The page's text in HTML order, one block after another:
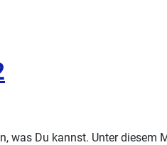
was Du kannst. Unter